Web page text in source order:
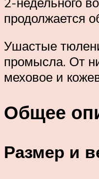
продолжается
Ушастые
промысла. От
меховое и
Общее
Размер и